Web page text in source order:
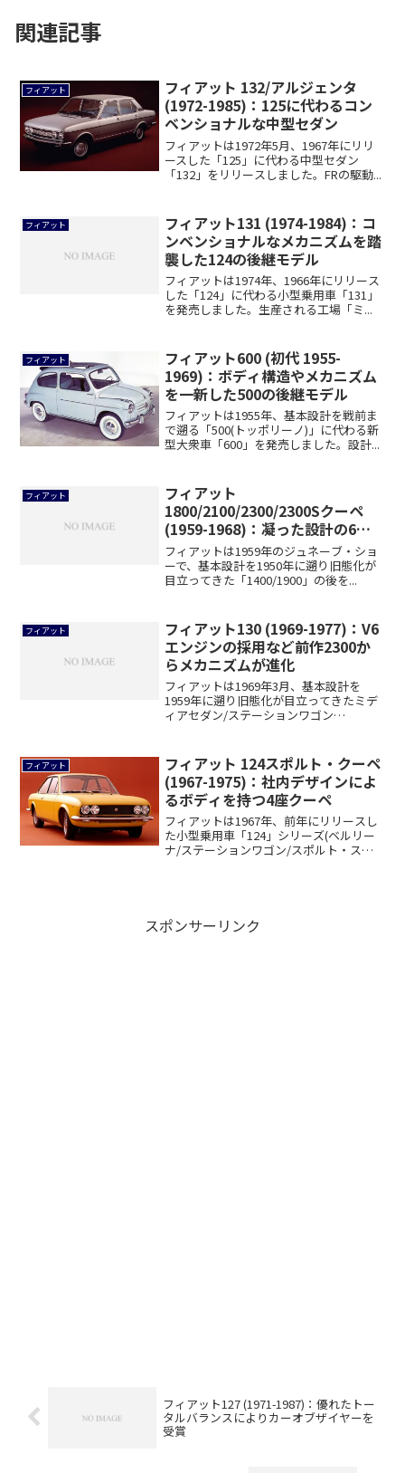
関連記事
フィアット
フィアット 132/アルジェンタ
(1972-1985)：125に代わるコン
ベンショナルな中型セダン
フィアットは1972年5月、1967年にリリ
ースした「125」に代わる中型セダン
「132」をリリースしました。FRの駆動...
フィアット
フィアット131 (1974-1984)：コ
ンベンショナルなメカニズムを踏
襲した124の後継モデル
フィアットは1974年、1966年にリリース
した「124」に代わる小型乗用車「131」
を発売しました。生産される工場「ミ...
フィアット
フィアット600 (初代 1955-
1969)：ボディ構造やメカニズム
を一新した500の後継モデル
フィアットは1955年、基本設計を戦前ま
で遡る「500(トッポリーノ)」に代わる新
型大衆車「600」を発売しました。設計...
フィアット
フィアット
1800/2100/2300/2300Sクーペ
(1959-1968)：凝った設計の6気
筒エンジンを搭載するミディアム
モデル
フィアットは1959年のジュネーブ・ショ
ーで、基本設計を1950年に遡り旧態化が
目立ってきた「1400/1900」の後を...
フィアット
フィアット130 (1969-1977)：V6
エンジンの採用など前作2300か
らメカニズムが進化
フィアットは1969年3月、基本設計を
1959年に遡り旧態化が目立ってきたミデ
ィアセダン/ステーションワゴン
フィアット
フィアット 124スポルト・クーペ
(1967-1975)：社内デザインによ
るボディを持つ4座クーペ
フィアットは1967年、前年にリリースし
た小型乗用車「124」シリーズ(ベルリー
ナ/ステーションワゴン/スポルト・スパ
スポンサーリンク
フィアット127 (1971-1987)：優れたトー
タルバランスによりカーオブザイヤーを
受賞